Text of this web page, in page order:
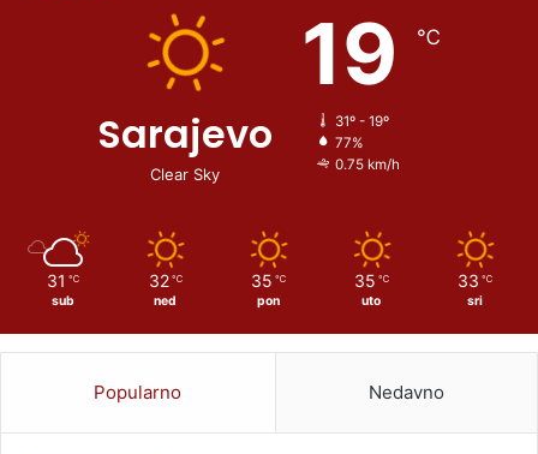
Sarajevo
Clear Sky
19 ℃
31º - 19º
77%
0.75 km/h
31 ℃
sub
32 ℃
ned
35 ℃
pon
35 ℃
uto
33 ℃
sri
Popularno Nedavno